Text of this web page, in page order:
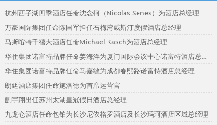
杭州西子湖四季酒店任命沈念柯（Nicolas Senes）为酒店总经理
万豪国际集团任命陈国军担任石梅湾威斯汀度假酒店总经理
马斯喀特千禧大酒店任命Michael Kasch为酒店总经理
华住集团诺富特品牌任命姜海洋为厦门国际会议中心诺富特酒店总经理
华住集团诺富特品牌任命马嘉敏为成都春熙路诺富特酒店总经理
朗廷酒店集团任命施洛德为首席运营官
蒯宇翔出任苏州太湖皇冠假日酒店总经理
九龙仓酒店任命包铂为长沙尼依格罗酒店及长沙玛珂酒店区域总经理